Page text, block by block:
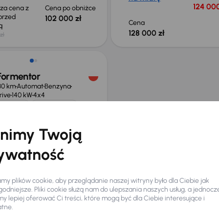
cena z
Cena po obniżce
102 000 zł
124
Cena
128 000 zł
odliczenia VAT
kmAutomatBenzyna
140 kW4x4
rata Cena promocyjna
131 000 zł
zł
Twoją
plików cookie, aby przeglądanie naszej witryny było dla Ciebie jak
Pliki cookie służą nam do ulepszania naszych usług, a
lepiej oferować Ci treści, które mogą być dla Ciebie interesujące i